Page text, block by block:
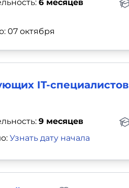
6 месяцев
07 октября
IT-специалистов
9 месяцев
Узнать дату начала